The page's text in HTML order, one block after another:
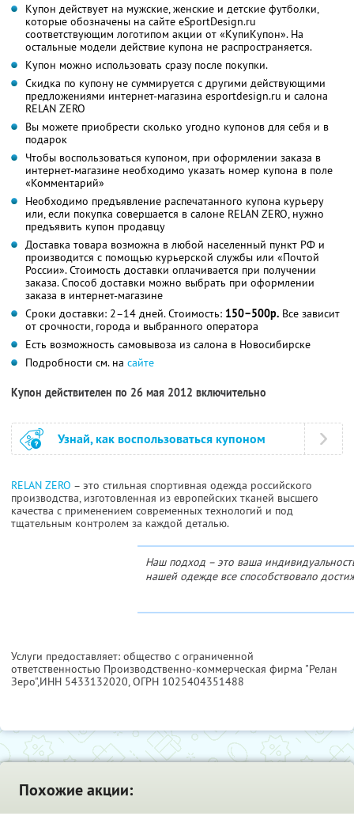
Купон действует на мужские, женские и детские футболки,
которые обозначены на сайте eSportDesign.ru
соответствующим логотипом акции от «КупиКупон». На
остальные модели действие купона не распространяется.
Купон можно использовать сразу после покупки.
Скидка по купону не суммируется с другими действующими
предложениями интернет-магазина esportdesign.ru и салона
RELAN ZERO
Вы можете приобрести сколько угодно купонов для себя и в
подарок
Чтобы воспользоваться купоном, при оформлении заказа в
интернет-магазине необходимо указать номер купона в поле
«Комментарий»
Необходимо предъявление распечатанного купона курьеру
или, если покупка совершается в салоне RELAN ZERO, нужно
предъявить купон продавцу
Доставка товара возможна в любой населенный пункт РФ и
производится с помощью курьерской службы или «Почтой
России». Стоимость доставки оплачивается при получении
заказа. Способ доставки можно выбрать при оформлении
заказа в интернет-магазине
Сроки доставки: 2–14 дней. Стоимость: 150–500р. Все зависит
от срочности, города и выбранного оператора
Есть возможность самовывоза из салона в Новосибирске
Подробности см. на сайте
Купон действителен по 26 мая 2012 включительно
Узнай, как воспользоваться купоном
RELAN ZERO – это стильная спортивная одежда российского
производства, изготовленная из европейских тканей высшего
качества с применением современных технологий и под
тщательным контролем за каждой деталью.
Наш подход – это ваша
нашей одежде все способствовало
Услуги предоставляет: общество с ограниченной
ответственностью Производственно-коммерческая фирма "Релан
Зеро",ИНН 5433132020, ОГРН 1025404351488
Похожие акции: